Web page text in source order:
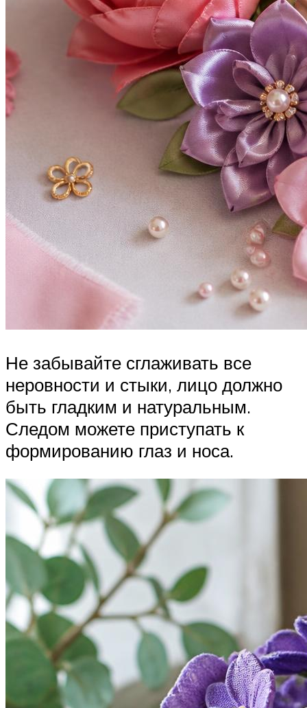
Не забывайте сглаживать все
неровности и стыки, лицо должно
быть гладким и натуральным.
Следом можете приступать к
формированию глаз и носа.